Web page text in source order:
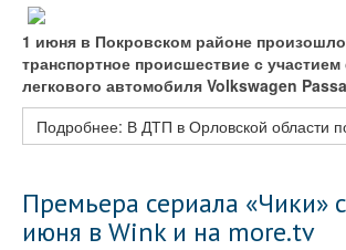
1 июня в Покровском районе
транспортное происшествие с
легкового автомобиля Volkswagen
Подробнее: В ДТП в Орловской области
Премьера сериала «Чики»
июня в Wink и на more.tv